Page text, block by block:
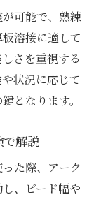
可能で、熟練
溶接に適して
さを重視する
状況に応じて
となります。
解説
た際、アーク
、ビード幅や